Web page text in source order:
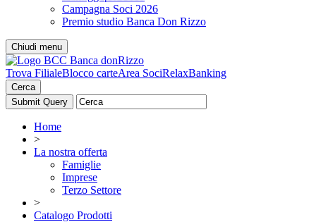
Campagna Soci 2026
Premio studio Banca Don Rizzo
Chiudi menu
Trova FilialeBlocco carteArea SociRelaxBanking
Cerca
Home
>
La nostra offerta
Famiglie
Imprese
Terzo Settore
>
Catalogo Prodotti